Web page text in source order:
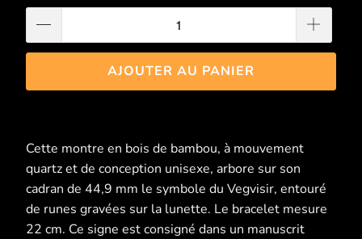
AJOUTER AU PANIER
Cette montre en bois de bambou, à mouvement
quartz et de conception unisexe, arbore sur son
cadran de 44,9 mm le symbole du Vegvisir, entouré
de runes gravées sur la lunette. Le bracelet mesure
22 cm. Ce signe est consigné dans un manuscrit